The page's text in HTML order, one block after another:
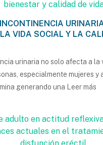
VIDA SOCIAL Y LA
urinaria no solo afecta a la
especialmente mujeres y
generando una Leer más